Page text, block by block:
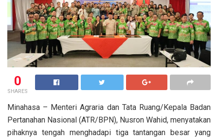
0
SHARES
Minahasa – Menteri Agraria dan Tata Ruang/Kepala Badan
Pertanahan Nasional (ATR/BPN), Nusron Wahid, menyatakan
pihaknya tengah menghadapi tiga tantangan besar yang